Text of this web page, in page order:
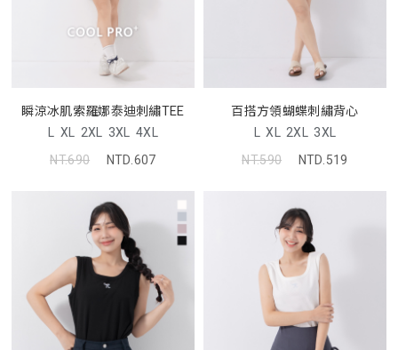
瞬涼冰肌索羅娜泰迪刺繡TEE
L XL 2XL 3XL 4XL
NT.690
NTD.607
百搭方領蝴蝶刺繡背心
L XL 2XL 3XL
NT.590
NTD.519